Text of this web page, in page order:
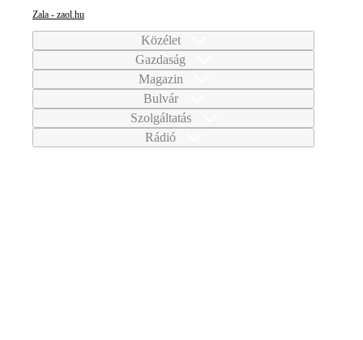
Zala - zaol.hu
Közélet
Gazdaság
Magazin
Bulvár
Szolgáltatás
Rádió